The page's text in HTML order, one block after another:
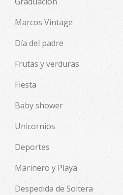
Marcos Vintage
Día del padre
Frutas y verduras
Fiesta
Baby shower
Unicornios
Deportes
Marinero y Playa
Despedida de Soltera